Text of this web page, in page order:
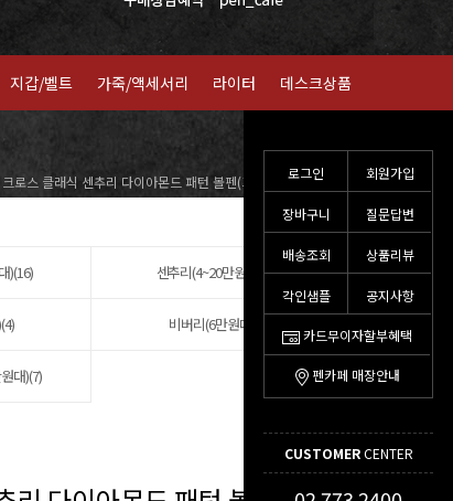
로그인 회원가입
장바구니 질문답변
배송조회 상품리뷰
각인샘플 공지사항
카드무이자할부혜택
펜카페 매장안내
CUSTOMERCENTER
지갑/벨트 가죽/액세서리 라이터 데스크상품
로스 클래식 센추리 다이아몬드 패턴 볼펜(그레이/코발트 블루)
)(16) 센추리(4~20만원대)(12)
비버리(6만원대)(3)
대)(7)